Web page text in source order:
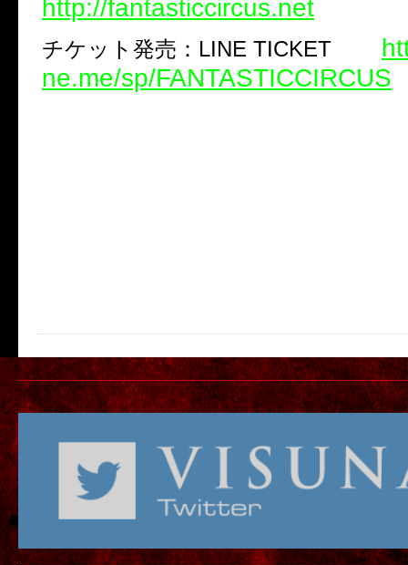
http://fantasticcircus.net
チケット発売：LINE TICKET
ne.me/sp/FANTASTICCIRCUS